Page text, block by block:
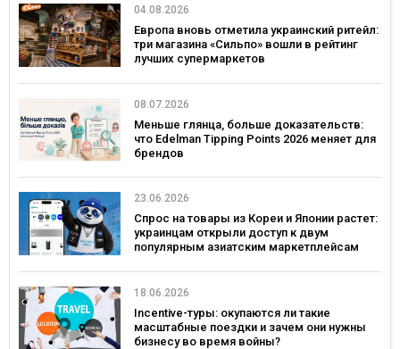
04.08.2026
Европа вновь отметила украинский ритейл:
три магазина «Сильпо» вошли в рейтинг
лучших супермаркетов
08.07.2026
Меньше глянца, больше доказательств:
что Edelman Tipping Points 2026 меняет для
брендов
23.06.2026
Спрос на товары из Кореи и Японии растет:
украинцам открыли доступ к двум
популярным азиатским маркетплейсам
18.06.2026
Incentive-туры: окупаются ли такие
масштабные поездки и зачем они нужны
бизнесу во время войны?